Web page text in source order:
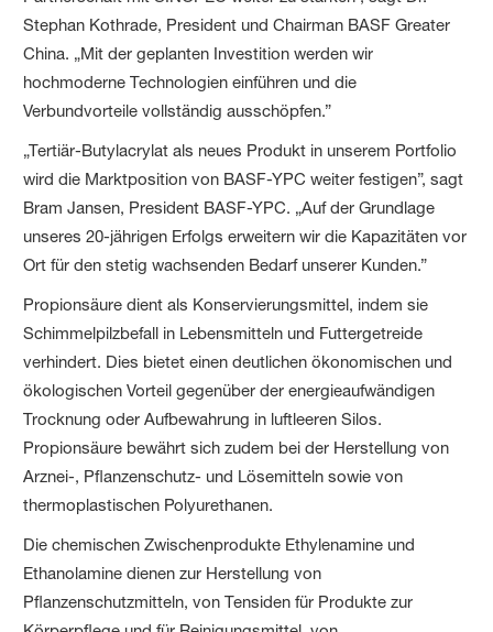
Stephan Kothrade, President und Chairman BASF Greater
China. „Mit der geplanten Investition werden wir
hochmoderne Technologien einführen und die
Verbundvorteile vollständig ausschöpfen.”
„Tertiär-Butylacrylat als neues Produkt in unserem Portfolio
wird die Marktposition von BASF-YPC weiter festigen”, sagt
Bram Jansen, President BASF-YPC. „Auf der Grundlage
unseres 20-jährigen Erfolgs erweitern wir die Kapazitäten vor
Ort für den stetig wachsenden Bedarf unserer Kunden.”
Propionsäure dient als Konservierungsmittel, indem sie
Schimmelpilzbefall in Lebensmitteln und Futtergetreide
verhindert. Dies bietet einen deutlichen ökonomischen und
ökologischen Vorteil gegenüber der energieaufwändigen
Trocknung oder Aufbewahrung in luftleeren Silos.
Propionsäure bewährt sich zudem bei der Herstellung von
Arznei-, Pflanzenschutz- und Lösemitteln sowie von
thermoplastischen Polyurethanen.
Die chemischen Zwischenprodukte Ethylenamine und
Ethanolamine dienen zur Herstellung von
Pflanzenschutzmitteln, von Tensiden für Produkte zur